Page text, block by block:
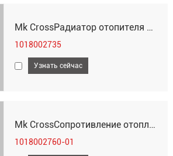
Mk CrossРадиатор отопителя 1018002735
1018002735
Узнать сейчас
Mk CrossСопротивление отопления 1018002760-01
1018002760-01